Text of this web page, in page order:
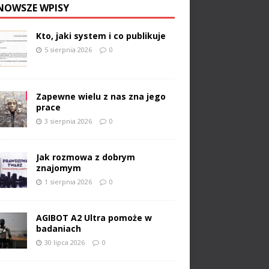
WPISY
Kto, jaki system i co publikuje
5 sierpnia 2026 0
Zapewne wielu z nas zna jego
prace
3 sierpnia 2026 0
Jak rozmowa z dobrym
znajomym
1 sierpnia 2026 0
AGIBOT A2 Ultra pomoże w
badaniach
30 lipca 2026 0